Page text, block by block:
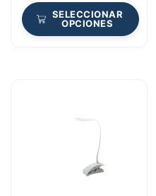
SELECCIONAR
OPCIONES